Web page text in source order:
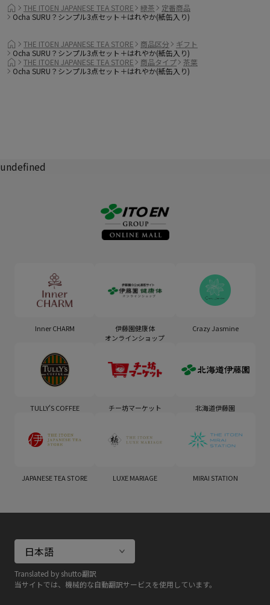
THE ITOEN JAPANESE TEA STORE 緑茶
定番商品
Ocha SURU？シンプル3点セット＋はれやか(紙缶入り)
THE ITOEN JAPANESE TEA STORE 商品区分
ギフト
Ocha SURU？シンプル3点セット＋はれやか(紙缶入り)
THE ITOEN JAPANESE TEA STORE
商品タイプ
茶葉
Ocha SURU？シンプル3点セット＋はれやか(紙缶入り)
undefined
Translated by shutto翻訳
当サイトでは、機械的な自動翻訳サービスを使用しています。
Inner CHARM
伊藤園健康体
オンラインショップ
Crazy Jasmine
TULLY'S COFFEE チー坊マーケット 北海道伊藤園
JAPANESE TEA STORE LUXE MARIAGE MIRAI STATION